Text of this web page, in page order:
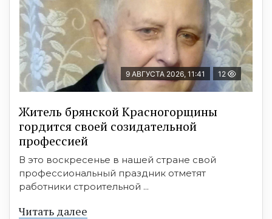
9 АВГУСТА 2026, 11:41 12
Житель брянской Красногорщины
гордится своей созидательной
профессией
В это воскресенье в нашей стране свой
профессиональный праздник отметят
работники строительной ...
Читать далее